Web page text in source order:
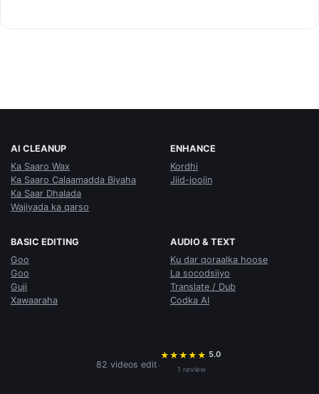
AI CLEANUP
Ka Saaro Wax
Ka Saaro Calaamadda Biyaha
Ka Saar Dhalada
Wajiyada ka qarso
ENHANCE
Kordhi
Jiid-joojin
BASIC EDITING
Goo
Goo
Guji
Xawaaraha
AUDIO & TEXT
Ku dar qoraalka hoose
La socodsiiyo
Translate / Dub
Codka AI
82 videos edit·
★ ★ ★ ★ ★ 5.0
1 review